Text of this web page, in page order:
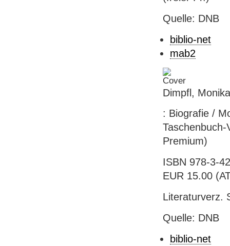
Quelle: DNB
biblio-net
mab2
Dimpfl,
: Biografie /
Premium)
ISBN 978-3-
EUR 15.00
Literaturverz.
Quelle: DNB
biblio-net